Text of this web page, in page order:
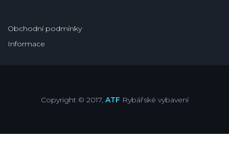
Obchodní podmínky
Informace
Copyright © 2017, ATF Rybářské vybavení